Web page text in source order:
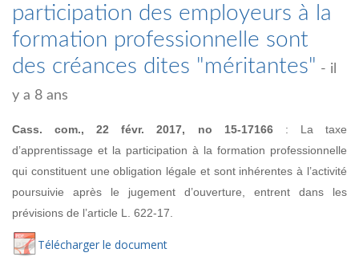
participation des employeurs à la
formation professionnelle sont
des créances dites "méritantes" - il
y a 8 ans
Cass. com., 22 févr. 2017, no 15-17166: La taxe
d’apprentissage et la participation à la formation professionnelle
qui constituent une obligation légale et sont inhérentesà l’activité
poursuivie après le jugement d’ouverture, entrent dans les
prévisions de l’article L. 622-17.
Télécharger le document